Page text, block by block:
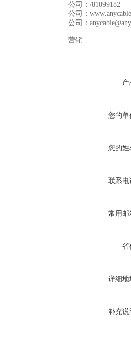
公司：/81099182
公司：
公司：
营销:
您的单
您的姓
联系电
常用邮
省
详细地
补充说